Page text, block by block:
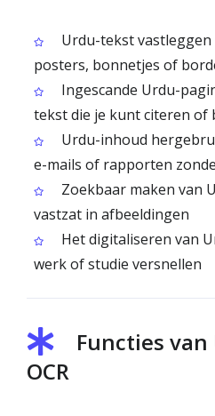
Urdu-tekst
posters, bonnetjes of
Ingescande Urdu-
tekst die je kunt citeren of
Urdu-inhoud
e-mails of rapporten
Zoekbaar maken van
vastzat in afbeeldingen
Het digitaliseren van
werk of studie versnellen
Functies
OCR